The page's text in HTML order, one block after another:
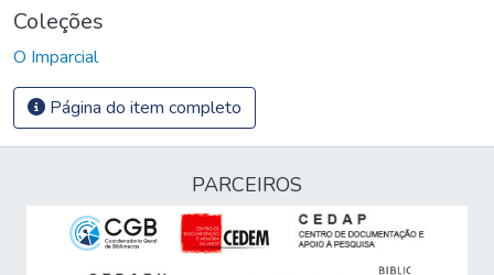
Coleções
O Imparcial
Página do item completo
PARCEIROS